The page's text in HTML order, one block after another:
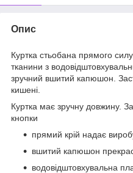
Опис
Куртка стьобана прямого
тканини з
зручний вшитий капюшон.
кишені.
Куртка має зручну довжину.
кнопки
прямий крій надає
вшитий капюшон
водовідштовхувальна